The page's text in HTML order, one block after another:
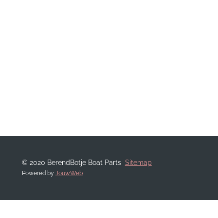
© 2020 BerendBotje Boat Parts Sitemap
Powered by JouwWeb